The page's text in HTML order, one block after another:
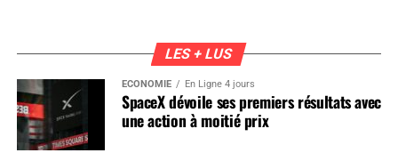
LES + LUS
ÉCONOMIE En Ligne 4 jours
SpaceX dévoile ses premiers résultats avec
une action à moitié prix